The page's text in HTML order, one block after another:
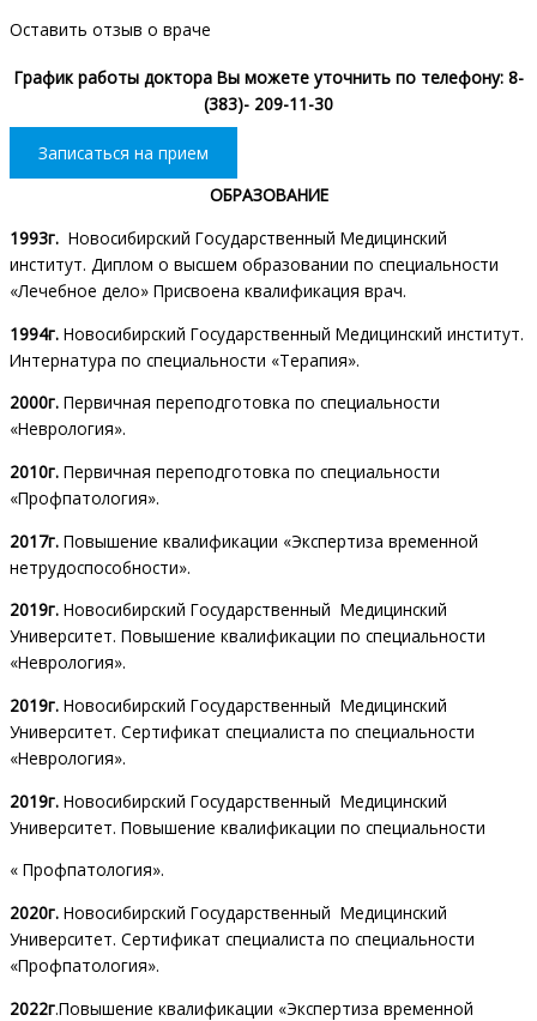
Оставить отзыв о враче
График работы доктора Вы можете уточнить по телефону: 8-
(383)- 209-11-30
Записаться на прием
ОБРАЗОВАНИЕ
1993г. Новосибирский Государственный Медицинский
институт. Диплом о высшем образовании по специальности
«Лечебное дело» Присвоена квалификация врач.
1994г. Новосибирский Государственный Медицинский институт.
Интернатура по специальности «Терапия».
2000г. Первичная переподготовка по специальности
«Неврология».
2010г. Первичная переподготовка по специальности
«Профпатология».
2017г. Повышение квалификации «Экспертиза временной
нетрудоспособности».
2019г. Новосибирский Государственный Медицинский
Университет. Повышение квалификации по специальности
«Неврология».
2019г. Новосибирский Государственный Медицинский
Университет. Сертификат специалиста по специальности
«Неврология».
2019г. Новосибирский Государственный Медицинский
Университет. Повышение квалификации по специальности
« Профпатология».
2020г. Новосибирский Государственный Медицинский
Университет. Сертификат специалиста по специальности
«Профпатология».
2022г.Повышение квалификации «Экспертиза временной